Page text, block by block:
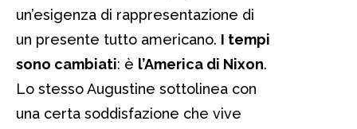
un’esigenza di rappresentazione di
un presente tutto americano. I tempi
sono cambiati: è l’America di Nixon.
Lo stesso Augustine sottolinea con
una certa soddisfazione che vive